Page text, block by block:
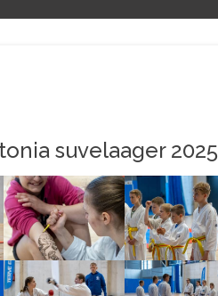
suvelaager 2025